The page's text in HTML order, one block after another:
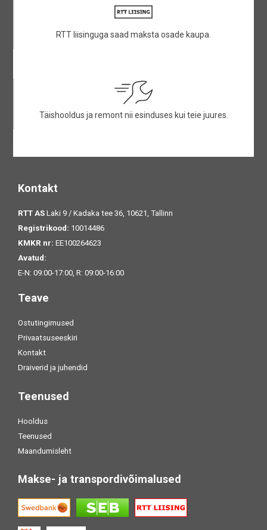
RTT liisinguga saad maksta osade kaupa.
Täishooldus ja remont nii esinduses kui teie juures.
Kontakt
RTT AS Laki 9 / Kadaka tee 36, 10621, Tallinn
Registrikood: 10014486
KMKR nr: EE100264623
Avatud:
E-N: 09:00-17:00, R: 09:00-16:00
Teave
Ostutingimused
Privaatsuseeskiri
Kontakt
Draiverid ja juhendid
Teenused
Hooldus
Teenused
Maandumisleht
Makse- ja transpordivõimalused